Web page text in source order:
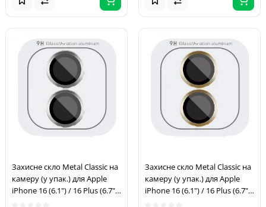
Захисне скло Metal Classic на
камеру (у упак.) для Apple
iPhone 16 (6.1") / 16 Plus (6.7")
Захисне скло Metal Classic на
камеру (у упак.) для Apple
iPhone 16 (6.1") / 16 Plus (6.7")